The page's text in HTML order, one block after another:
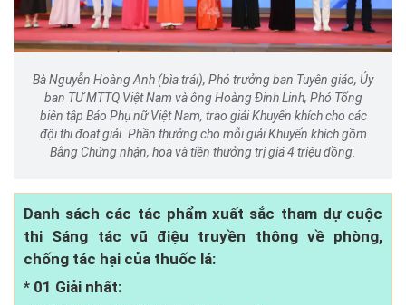
Bà Nguyễn Hoàng Anh (bìa trái), Phó trưởng ban Tuyên giáo, Ủy
ban TƯ MTTQ Việt Nam và ông Hoàng Đinh Linh, Phó Tổng
biên tập Báo Phụ nữ Việt Nam, trao giải Khuyến khích cho các
đội thi đoạt giải. Phần thưởng cho mỗi giải Khuyến khích gồm
Bằng Chứng nhận, hoa và tiền thưởng trị giá 4 triệu đồng.
Danh sách các tác phẩm xuất sắc tham dự cuộc
thi Sáng tác vũ điệu truyền thông về phòng,
chống tác hại của thuốc lá:
* 01 Giải nhất: